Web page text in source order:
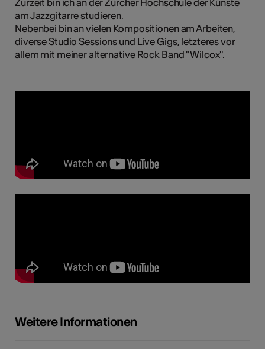
am Jazzgitarre studieren.
Nebenbei bin an vielen Kompositionen am Arbeiten,
diverse Studio Sessions und Live Gigs, letzteres vor
allem mit meiner alternative Rock Band "Wilcox".
Weitere Informationen